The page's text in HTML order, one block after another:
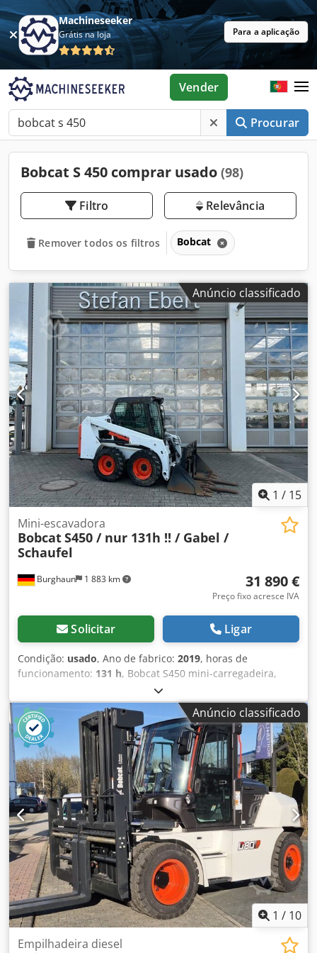
Machineseeker
Grátis na loja Para a aplicação
Procurar
Vender
Bobcat S 450 comprar usado (98)
Filtro Relevância
Remover todos os filtros Bobcat
Anúncio classificado
1 / 15
Burghaun 1 883 km
Mini-escavadora
BobcatS450 / nur 131h !! / Gabel /
Schaufel
31 890 €
Preço fixo acresce IVA
Solicitar Ligar
Condição: usado, Ano de fabrico: 2019, horas de
funcionamento: 131 h, Bobcat S450 mini-carregadeira,
Ano: 2019, Horas de operação: apenas 131!, Garfo para
paletes, balde, Motor: Kubota [36 kW/49 cv], Peso: 2.365 kg,
Veículo alemão, Proveniente de primeiro proprietário, Em
bom estado, Pronto para uso imediato. Mediante
solicitação, podemos apresentar uma proposta de leasing
ou financiamento. O Sr. Mihm (tel.) terá prazer em atendê-
lo. Mais informações podem ser encontradas em nosso
site. Sujeito a erros e venda prévia! Sistema de engate
rápido Djdpfx Aoy T Uvtoavokr = Mais informações =
Tração: esteira Entre em contato com Tobias Ebert para
mais informações.
Anúncio classificado
1 / 10
Empilhadeira diesel